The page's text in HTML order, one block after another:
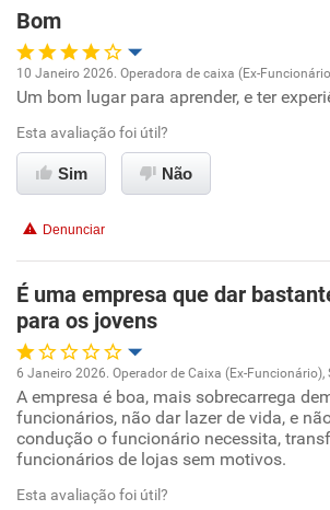
Bom
Oportunidade de promoção
Ambiente de trabalho
Benefícios
Recomenda esta empresa
Recomenda a diretoria
10 Janeiro 2026. Operadora de caixa (Ex-
Um bom lugar para aprender, e ter
Esta avaliação foi útil?
Sim Não
Denunciar
É uma empresa que dar
para os jovens
Oportunidade de promoção
Ambiente de trabalho
6 Janeiro 2026. Operador de Caixa (Ex-Funcionário),
A empresa é boa, mais sobrecarrega
funcionários, não dar lazer de vida, e
condução o funcionário necessita,
funcionários de lojas sem motivos.
Esta avaliação foi útil?